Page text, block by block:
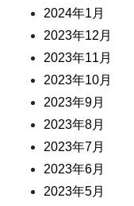
2024年1月
2023年12月
2023年11月
2023年10月
2023年9月
2023年8月
2023年7月
2023年6月
2023年5月